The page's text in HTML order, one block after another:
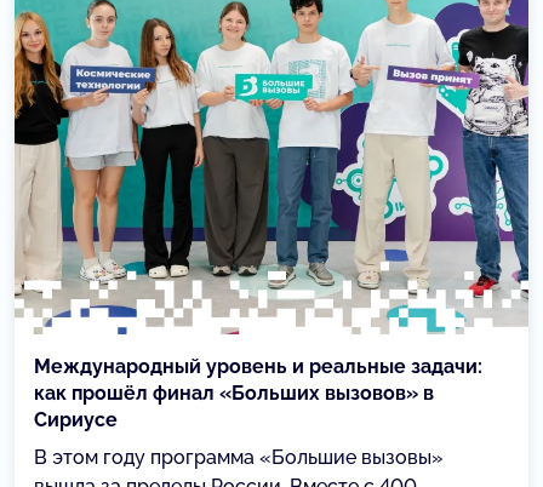
Международный уровень и реальные задачи:
как прошёл финал «Больших вызовов» в
Сириусе
В этом году программа «Большие вызовы»